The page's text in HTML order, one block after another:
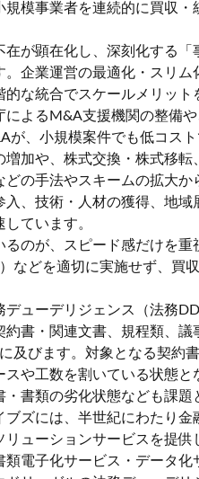
規模事業者を連続的に買収
在が顕在化し、深刻化する
。企業運営の最適化・スリ
的な統合でスケールメリッ
によるM&A支援機関の整備
が、小規模案件でも低コス
増加や、株式交換・株式移
どの手法やスキームの拡大
入、技術・人材の獲得、地
ています。
るのが、スピード感だけを
などを適切に実施せず、買
デューデリジェンス（法務
約書・関連文書、規程類、
及びます。対象となる契約
スや工数を割いている状態
書類の劣化状態なども課題
ブズには、半世紀にわたり
リューションサービスを提
電子化サービス・データ化